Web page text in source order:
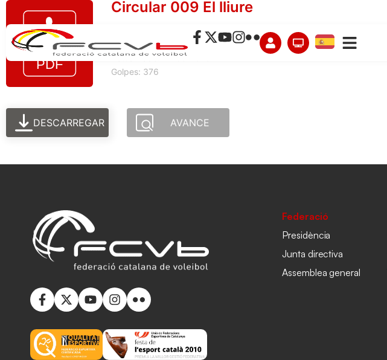
Circular 009 El lliure
Tamaño del archivo: 91.79 KB
Creado: 27-05-2025
Actualizado: 27-05-2025
Golpes: 376
DESCARREGAR AVANCE
Federació
Presidència
Junta directiva
Assemblea general